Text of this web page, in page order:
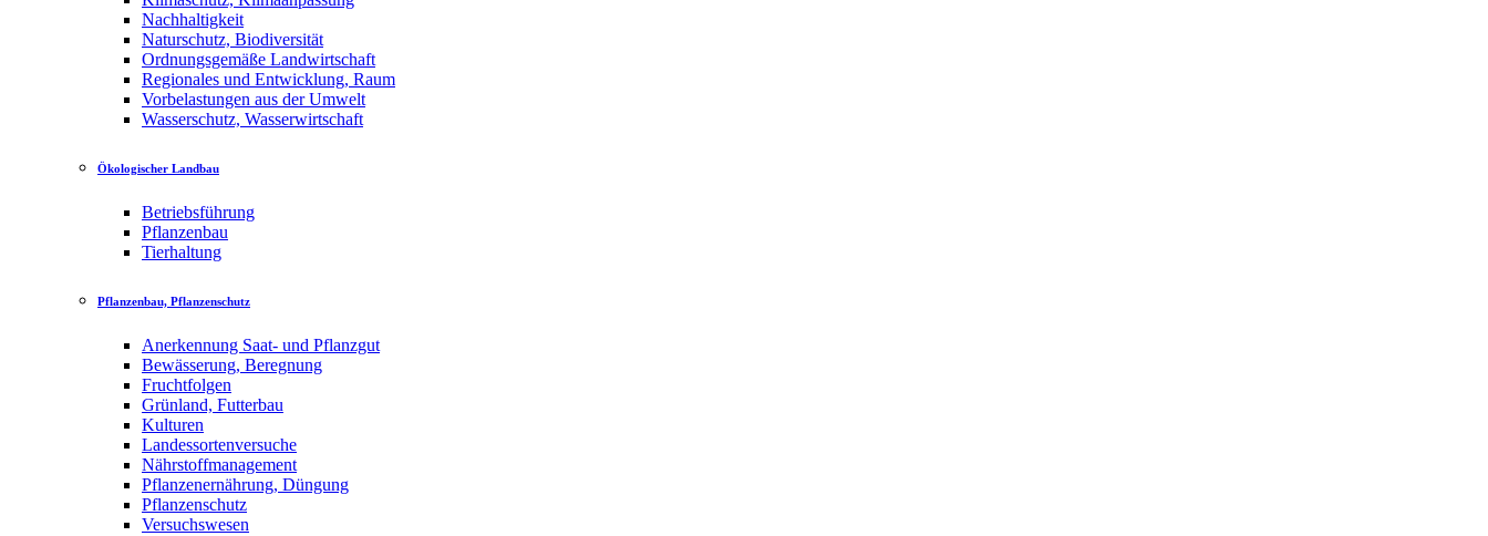
Nachhaltigkeit
Naturschutz, Biodiversität
Ordnungsgemäße Landwirtschaft
Regionales und Entwicklung, Raum
Vorbelastungen aus der Umwelt
Wasserschutz, Wasserwirtschaft
Ökologischer Landbau
Betriebsführung
Pflanzenbau
Tierhaltung
Pflanzenbau, Pflanzenschutz
Anerkennung Saat- und Pflanzgut
Bewässerung, Beregnung
Fruchtfolgen
Grünland, Futterbau
Kulturen
Landessortenversuche
Nährstoffmanagement
Pflanzenernährung, Düngung
Pflanzenschutz
Versuchswesen